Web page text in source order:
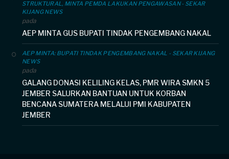
STRUKTURAL, MINTA PEMDA LAKUKAN PENGAWASAN - SEKAR
KIJANG NEWS
pada
AEP MINTA GUS BUPATI TINDAK PENGEMBANG NAKAL
AEP MINTA: BUPATI TINDAK PENGEMBANG NAKAL - SEKAR KIJANG
NEWS
pada
GALANG DONASI KELILING KELAS, PMR WIRA SMKN 5
JEMBER SALURKAN BANTUAN UNTUK KORBAN
BENCANA SUMATERA MELALUI PMI KABUPATEN
JEMBER